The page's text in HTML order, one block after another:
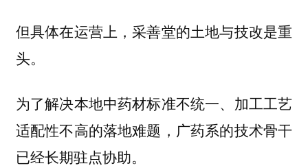
但具体在运营上，采善堂的土地与技改是重
头。
为了解决本地中药材标准不统一、加工工艺
适配性不高的落地难题，广药系的技术骨干
已经长期驻点协助。